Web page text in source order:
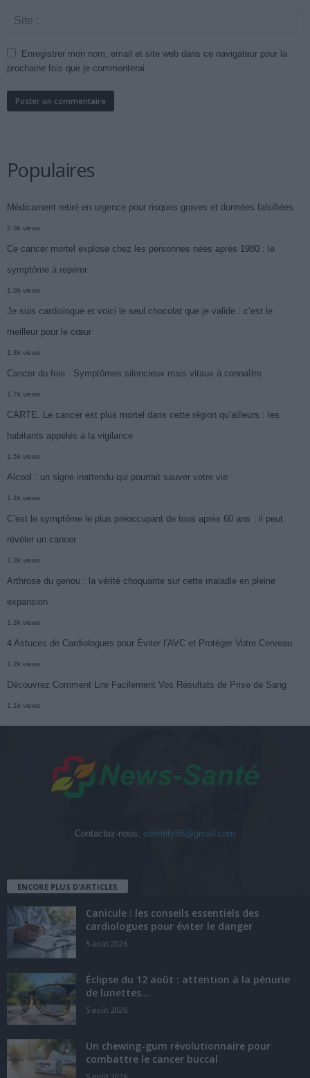
Enregistrer mon nom, email et site web dans ce navigateur pour la
prochaine fois que je commenterai.
Populaires
Médicament retiré en urgence pour risques graves et données falsifiées
2.9k views
Ce cancer mortel explose chez les personnes nées après 1980 : le
symptôme à repérer
1.9k views
Je suis cardiologue et voici le seul chocolat que je valide : c’est le
meilleur pour le cœur
1.8k views
Cancer du foie : Symptômes silencieux mais vitaux à connaître
1.7k views
CARTE. Le cancer est plus mortel dans cette région qu’ailleurs : les
habitants appelés à la vigilance
1.5k views
Alcool : un signe inattendu qui pourrait sauver votre vie
1.4k views
C’est le symptôme le plus préoccupant de tous après 60 ans : il peut
révéler un cancer
1.3k views
Arthrose du genou : la vérité choquante sur cette maladie en pleine
expansion
1.3k views
4 Astuces de Cardiologues pour Éviter l’AVC et Protéger Votre Cerveau
1.2k views
Découvrez Comment Lire Facilement Vos Résultats de Prise de Sang
1.1k views
Contactez-nous: edentify95@gmail.com
ENCORE PLUS D'ARTICLES
Canicule : les conseils essentiels des
cardiologues pour éviter le danger
5 août 2026
Éclipse du 12 août : attention à la pénurie
de lunettes...
5 août 2026
Un chewing-gum révolutionnaire pour
combattre le cancer buccal